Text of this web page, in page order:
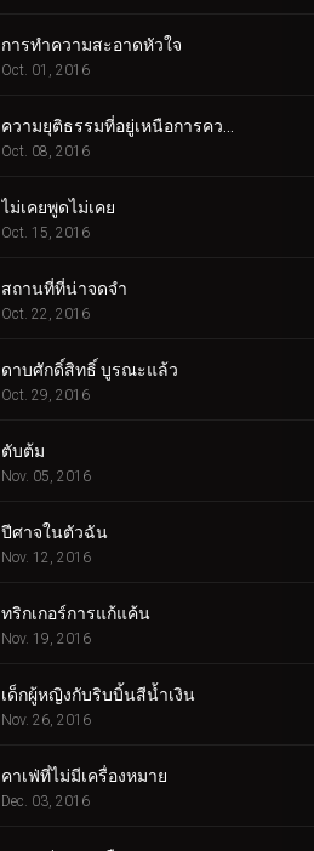
การทำความสะอาดหัวใจ
Oct. 01, 2016
Oct. 08, 2016
ไม่เคยพูดไม่เคย
Oct. 15, 2016
สถานที่ที่น่าจดจำ
Oct. 22, 2016
ดาบศักดิ์สิทธิ์ บูรณะแล้ว
Oct. 29, 2016
ตับต้ม
Nov. 05, 2016
ปีศาจในตัวฉัน
Nov. 12, 2016
ทริกเกอร์การแก้แค้น
Nov. 19, 2016
เด็กผู้หญิงกับริบบิ้นสีน้ำเงิน
Nov. 26, 2016
คาเฟ่ที่ไม่มีเครื่องหมาย
Dec. 03, 2016